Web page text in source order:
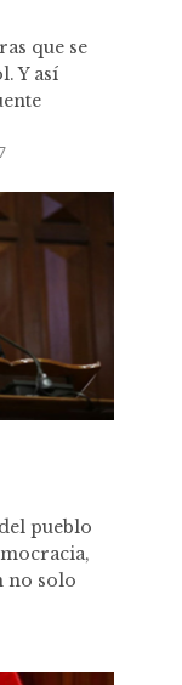
que se
Y así
pueblo
no solo